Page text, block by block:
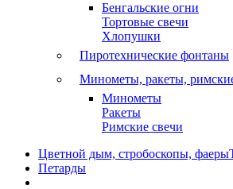
Бенгальские огни
Тортовые свечи
Хлопушки
Пиротехнические фонтаны
Минометы, ракеты,
Минометы
Ракеты
Римские свечи
Цветной дым, стробоскопы, фаеры
Петарды